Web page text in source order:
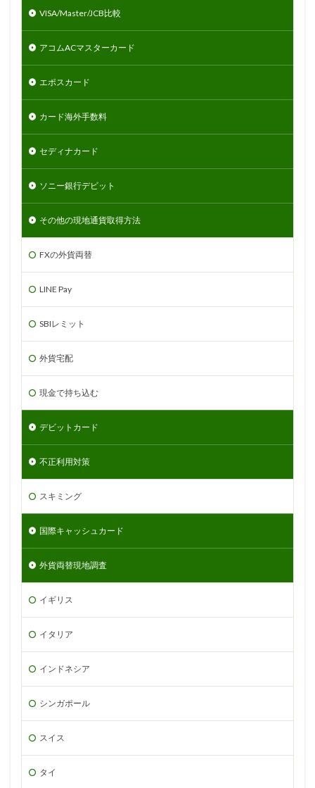
VISA/Master/JCB比較
アコムACマスターカード
エポスカード
カード海外手数料
セディナカード
ソニー銀行デビット
その他の現地通貨取得方法
FXの外貨両替
LINE Pay
SBIレミット
外貨宅配
現金で持ち込む
デビットカード
不正利用対策
スキミング
国際キャッシュカード
外貨両替現地調査
イギリス
イタリア
インドネシア
シンガポール
スイス
タイ